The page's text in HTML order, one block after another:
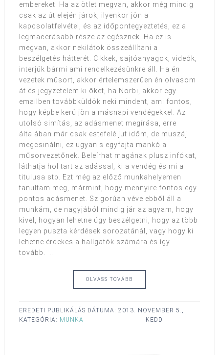
embereket. Ha az ötlet megvan, akkor még mindig
csak az út elején járok, ilyenkor jön a
kapcsolatfelvétel, és az időpontegyeztetés, ez a
legmacerásabb része az egésznek. Ha ez is
megvan, akkor nekilátok összeállítani a
beszélgetés hátterét. Cikkek, sajtóanyagok, videók,
interjúk bármi ami rendelkezésünkre áll. Ha én
vezetek műsort, akkor értelemszerűen én olvasom
át és jegyzetelem ki őket, ha Norbi, akkor egy
emailben továbbküldök neki mindent, ami fontos,
hogy képbe kerüljön a másnapi vendégekkel. Az
utolsó simítás, az adásmenet megírása, erre
általában már csak estefelé jut időm, de muszáj
megcsinálni, ez ugyanis egyfajta mankó a
műsorvezetőnek. Beleírhat magának plusz infókat,
láthatja hol tart az adással, ki a vendég és mi a
titulusa stb. Ezt még az előző munkahelyemen
tanultam meg, mármint, hogy mennyire fontos egy
pontos adásmenet. Szigorúan véve ebből áll a
munkám, de nagyjából mindig jár az agyam, hogy
kivel, hogyan lehetne úgy beszélgetni, hogy az több
legyen puszta kérdések sorozatánál, vagy hogy ki
lehetne érdekes a hallgatók számára és így
tovább. ...
OLVASS TOVÁBB
EREDETI PUBLIKÁLÁS DÁTUMA: 2013. NOVEMBER 5.,
KEDD
KATEGÓRIA: MUNKA